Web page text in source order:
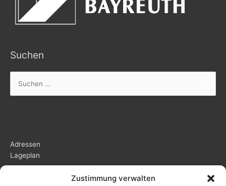
Zustimmung verwalten
Suchen
Suchen
nach:
Adressen
Lageplan